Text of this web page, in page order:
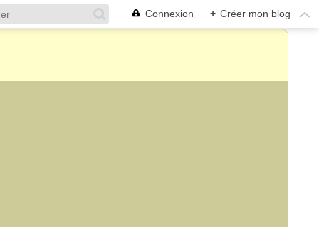
Connexion + Créer mon blog